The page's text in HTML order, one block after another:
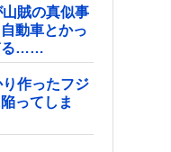
賊の真似事
動車とかっ
る……
作ったフジ
ってしま